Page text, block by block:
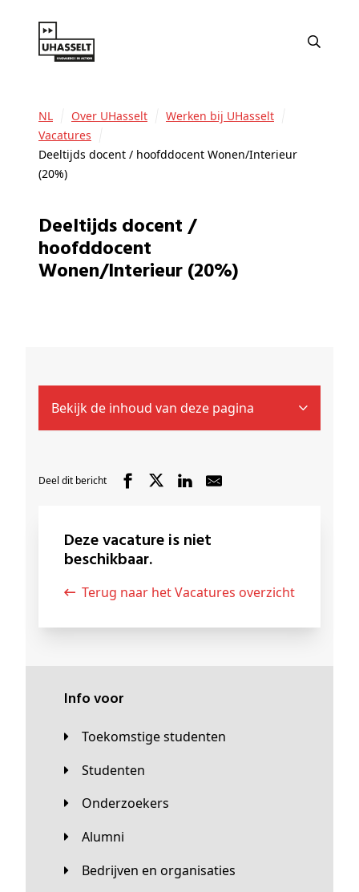
NL Over UHasselt
Werken bij UHasselt
Vacatures
Deeltijds docent / hoofddocent Wonen/Interieur
(20%)
Deeltijds docent /
hoofddocent
Wonen/Interieur (20%)
Bekijk de inhoud van deze pagina
Deel dit bericht
Deze vacature is niet
beschikbaar.
Terug naar het Vacatures overzicht
Info voor
Toekomstige studenten
Studenten
Onderzoekers
Alumni
Bedrijven en organisaties